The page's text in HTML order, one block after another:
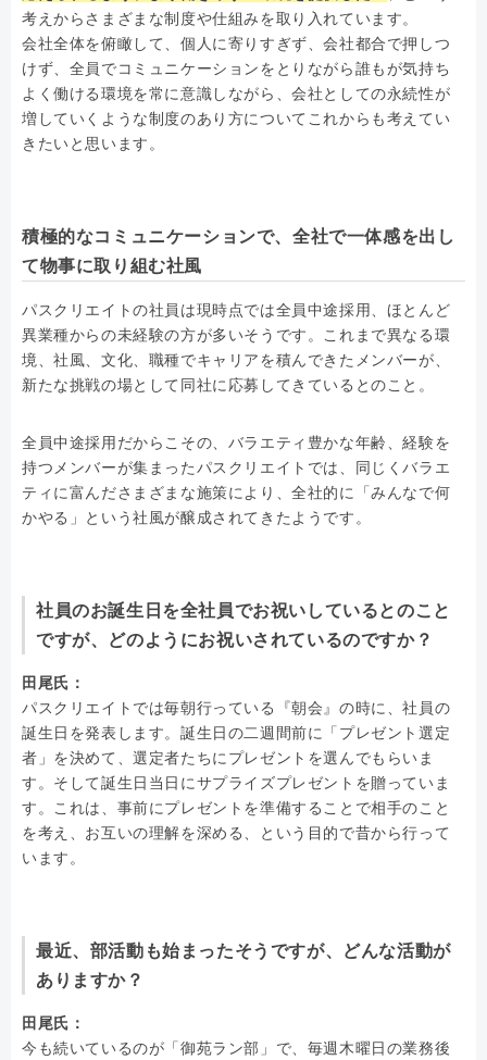
考えからさまざまな制度や仕組みを取り入れています。
会社全体を俯瞰して、個人に寄りすぎず、会社都合で押しつ
けず、全員でコミュニケーションをとりながら誰もが気持ち
よく働ける環境を常に意識しながら、会社としての永続性が
増していくような制度のあり方についてこれからも考えてい
きたいと思います。
積極的なコミュニケーションで、全社で一体感を出し
て物事に取り組む社風
パスクリエイトの社員は現時点では全員中途採用、ほとんど
異業種からの未経験の方が多いそうです。これまで異なる環
境、社風、文化、職種でキャリアを積んできたメンバーが、
新たな挑戦の場として同社に応募してきているとのこと。
全員中途採用だからこその、バラエティ豊かな年齢、経験を
持つメンバーが集まったパスクリエイトでは、同じくバラエ
ティに富んださまざまな施策により、全社的に「みんなで何
かやる」という社風が醸成されてきたようです。
社員のお誕生日を全社員でお祝いしているとのこと
ですが、どのようにお祝いされているのですか？
田尾氏：
パスクリエイトでは毎朝行っている『朝会』の時に、社員の
誕生日を発表します。誕生日の二週間前に「プレゼント選定
者」を決めて、選定者たちにプレゼントを選んでもらいま
す。そして誕生日当日にサプライズプレゼントを贈っていま
す。これは、事前にプレゼントを準備することで相手のこと
を考え、お互いの理解を深める、という目的で昔から行って
います。
最近、部活動も始まったそうですが、どんな活動が
ありますか？
田尾氏：
今も続いているのが「御苑ラン部」で、毎週木曜日の業務後